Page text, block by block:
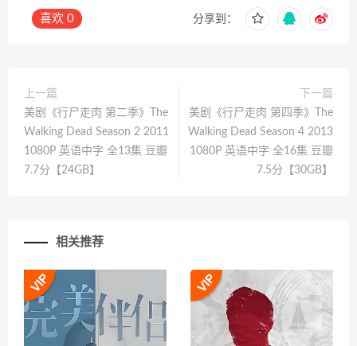
喜欢 0 分享到：
上一篇
美剧《行尸走肉 第二季》The
Walking Dead Season 2 2011
1080P 英语中字 全13集 豆瓣
7.7分【24GB】
下一篇
美剧《行尸走肉 第四季》The
Walking Dead Season 4 2013
1080P 英语中字 全16集 豆瓣
7.5分【30GB】
相关推荐